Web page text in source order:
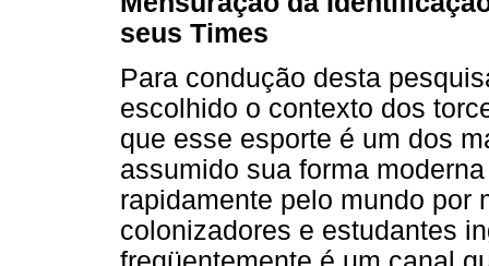
seus Times
Para condução desta
escolhido o contexto dos
que esse esporte é um dos
assumido sua forma
rapidamente pelo mundo por
colonizadores e estudantes